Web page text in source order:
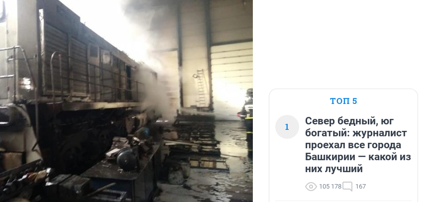
ТОП 5
1
Север бедный, юг
богатый: журналист
проехал все города
Башкирии — какой из
них лучший
105 178 167